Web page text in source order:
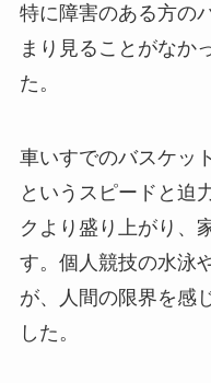
特に障害のある方の
まり見ることがなか
た。
車いすでのバスケッ
というスピードと迫
クより盛り上がり、
す。個人競技の水泳
が、人間の限界を感
した。